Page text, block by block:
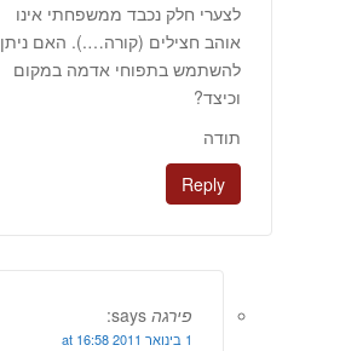
לצערי חלק נכבד ממשפחתי אינו
אוהב חצילים (קורה….). האם ניתן
להשתמש בתפוחי אדמה במקום
וכיצד?
תודה
Reply
פירגה says:
1 בינואר 2011 at 16:58